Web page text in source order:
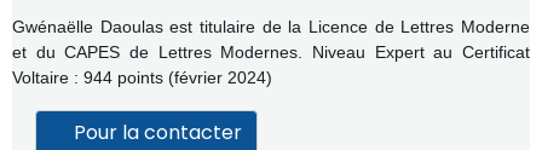
Gwénaëlle Daoulas est titulaire de la Licence de Lettres Moderne
et duCAPES de Lettres Modernes. Niveau Expert au Certificat
Voltaire : 944 points (février 2024)
Pour la contacter